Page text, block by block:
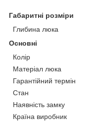
Габаритні розміри
Глибина люка
Основні
Колір
Матеріал люка
Гарантійний термін
Стан
Наявність замку
Країна виробник